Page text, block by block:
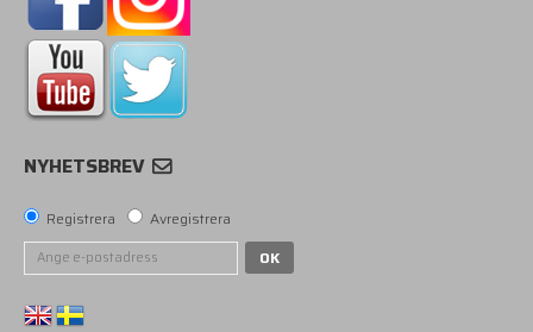
NYHETSBREV
Registrera
Avregistrera
OK